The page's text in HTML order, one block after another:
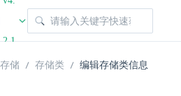
2.1
存储 存储类 编辑存储类信息